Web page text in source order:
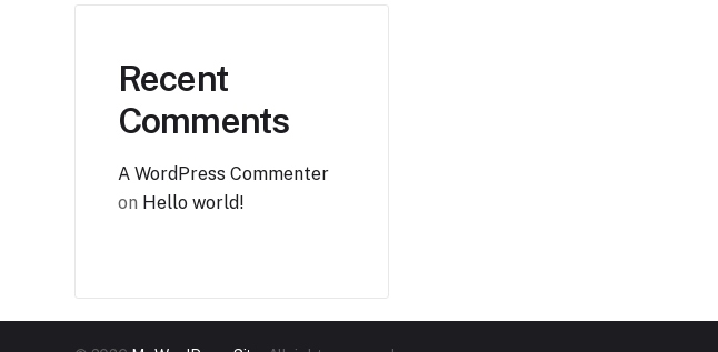
Recent
Comments
A WordPress Commenter
on Hello world!